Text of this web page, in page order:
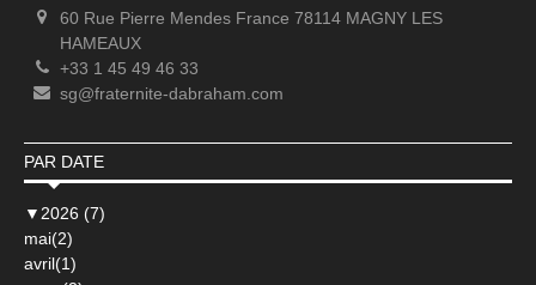
60 Rue Pierre Mendes France 78114 MAGNY LES
HAMEAUX
+33 1 45 49 46 33
sg@fraternite-dabraham.com
PAR DATE
▼ 2026 (7)
mai(2)
avril(1)